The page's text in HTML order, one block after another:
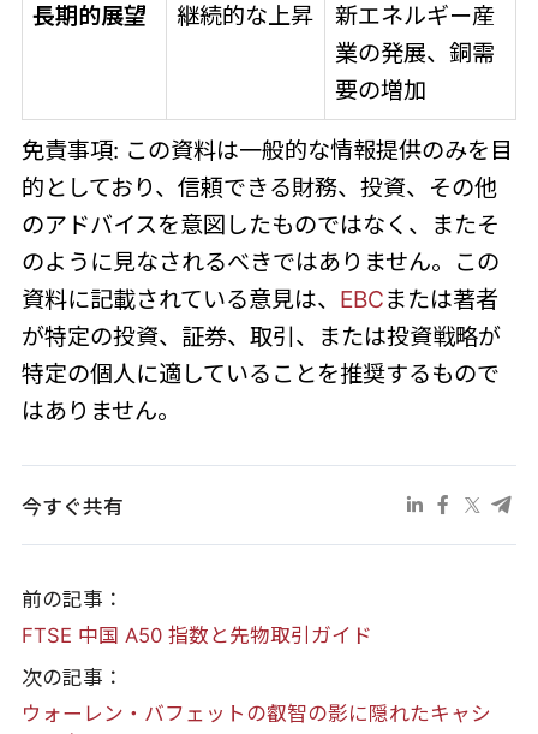
長期的展望
継続的な上昇
新エネルギー産
業の発展、銅需
要の増加
免責事項: この資料は一般的な情報提供のみを目
的としており、信頼できる財務、投資、その他
のアドバイスを意図したものではなく、またそ
のように見なされるべきではありません。この
資料に記載されている意見は、 EBCまたは著者
が特定の投資、証券、取引、または投資戦略が
特定の個人に適していることを推奨するもので
はありません。
今すぐ共有
前の記事：
FTSE 中国 A50 指数と先物取引ガイド
次の記事：
ウォーレン・バフェットの叡智の影に隠れたキャシ